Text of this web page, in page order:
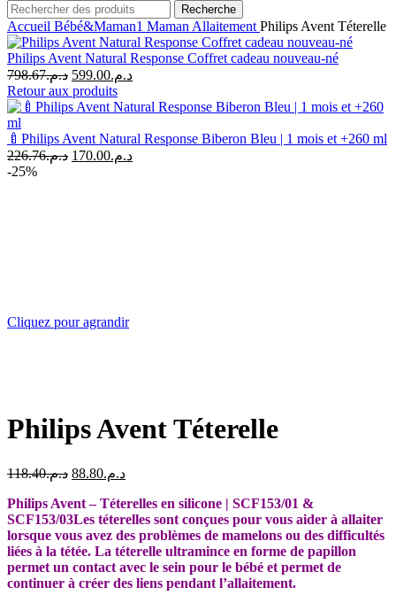
Recherche
Accueil Bébé&Maman1 Maman Allaitement Philips Avent Téterelle
Philips Avent Natural Response Coffret cadeau nouveau-né
د.م.798.67
Le
prix
initial
د.م.798.67.
د.م.599.00
Le
actuel
د.م.599.00.
Retour aux produits
🍼Philips Avent Natural Response Biberon Bleu | 1 mois et +260 ml
د.م.226.76
Le
د.م.170.00
Le
-25%
Cliquez pour agrandir
Philips Avent Téterelle
د.م.118.40
Le
initial
était :
د.م.118.40.
د.م.88.80
Le
actuel
est :
د.م.88.80.
Philips Avent – Téterelles en silicone | SCF153/01 &
SCF153/03Les téterelles sont conçues pour vous aider à allaiter
lorsque vous avez des problèmes de mamelons ou des difficultés
liées à la tétée. La téterelle ultramince en forme de papillon
permet un contact avec le sein pour le bébé et permet de
continuer à créer des liens pendant l’allaitement.